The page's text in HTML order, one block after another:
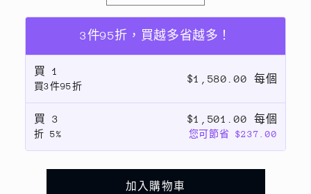
量
古
雙
鍊
晶
串
珠
古
雙
鍊
～
工
水
晶
串
3件95折，買越多省越多！
買 1
買3件95折
$1,580.00 每個
買 3
折 5%
$1,501.00 每個
您可節省 $237.00
加入購物車